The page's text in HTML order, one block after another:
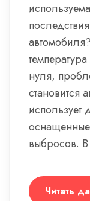
нуля,
становится
выбросов.
Читать